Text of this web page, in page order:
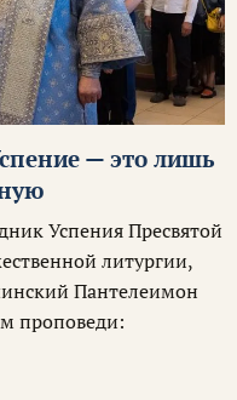
— это лишь
Успения Пресвятой
литургии,
Пантелеимон
проповеди: